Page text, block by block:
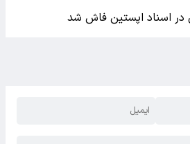
در اسناد اپستین فاش شد